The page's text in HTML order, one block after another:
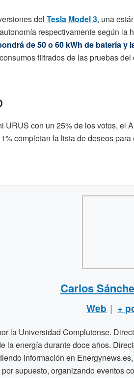
del Tesla Model 3, una
respectivamente según la
de 50 o 60 kWh de batería y
filtrados de las pruebas
URUS con un 25% de los votos, el
completan la lista de deseos para
Carlos
Web | +
la Universidad Complutense.
la energía durante doce años.
información en
supuesto, organizando eventos